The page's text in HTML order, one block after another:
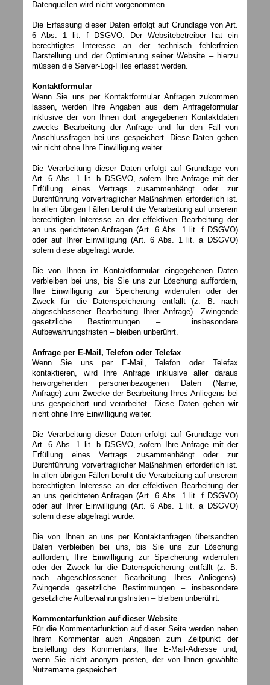
Datenquellen wird nicht vorgenommen.
Die Erfassung dieser Daten erfolgt auf Grundlage von Art.
6 Abs. 1 lit. f DSGVO. Der Websitebetreiber hat ein
berechtigtes Interesse an der technisch fehlerfreien
Darstellung und der Optimierung seiner Website – hierzu
müssen die Server-Log-Files erfasst werden.
Kontaktformular
Wenn Sie uns per Kontaktformular Anfragen zukommen
lassen, werden Ihre Angaben aus dem Anfrageformular
inklusive der von Ihnen dort angegebenen Kontaktdaten
zwecks Bearbeitung der Anfrage und für den Fall von
Anschlussfragen bei uns gespeichert. Diese Daten geben
wir nicht ohne Ihre Einwilligung weiter.
Die Verarbeitung dieser Daten erfolgt auf Grundlage von
Art. 6 Abs. 1 lit. b DSGVO, sofern Ihre Anfrage mit der
Erfüllung eines Vertrags zusammenhängt oder zur
Durchführung vorvertraglicher Maßnahmen erforderlich ist.
In allen übrigen Fällen beruht die Verarbeitung auf unserem
berechtigten Interesse an der effektiven Bearbeitung der
an uns gerichteten Anfragen (Art. 6 Abs. 1 lit. f DSGVO)
oder auf Ihrer Einwilligung (Art. 6 Abs. 1 lit. a DSGVO)
sofern diese abgefragt wurde.
Die von Ihnen im Kontaktformular eingegebenen Daten
verbleiben bei uns, bis Sie uns zur Löschung auffordern,
Ihre Einwilligung zur Speicherung widerrufen oder der
Zweck für die Datenspeicherung entfällt (z. B. nach
abgeschlossener Bearbeitung Ihrer Anfrage). Zwingende
gesetzliche Bestimmungen – insbesondere
Aufbewahrungsfristen – bleiben unberührt.
Anfrage per E-Mail, Telefon oder Telefax
Wenn Sie uns per E-Mail, Telefon oder Telefax
kontaktieren, wird Ihre Anfrage inklusive aller daraus
hervorgehenden personenbezogenen Daten (Name,
Anfrage) zum Zwecke der Bearbeitung Ihres Anliegens bei
uns gespeichert und verarbeitet. Diese Daten geben wir
nicht ohne Ihre Einwilligung weiter.
Die Verarbeitung dieser Daten erfolgt auf Grundlage von
Art. 6 Abs. 1 lit. b DSGVO, sofern Ihre Anfrage mit der
Erfüllung eines Vertrags zusammenhängt oder zur
Durchführung vorvertraglicher Maßnahmen erforderlich ist.
In allen übrigen Fällen beruht die Verarbeitung auf unserem
berechtigten Interesse an der effektiven Bearbeitung der
an uns gerichteten Anfragen (Art. 6 Abs. 1 lit. f DSGVO)
oder auf Ihrer Einwilligung (Art. 6 Abs. 1 lit. a DSGVO)
sofern diese abgefragt wurde.
Die von Ihnen an uns per Kontaktanfragen übersandten
Daten verbleiben bei uns, bis Sie uns zur Löschung
auffordern, Ihre Einwilligung zur Speicherung widerrufen
oder der Zweck für die Datenspeicherung entfällt (z. B.
nach abgeschlossener Bearbeitung Ihres Anliegens).
Zwingende gesetzliche Bestimmungen – insbesondere
gesetzliche Aufbewahrungsfristen – bleiben unberührt.
Kommentarfunktion auf dieser Website
Für die Kommentarfunktion auf dieser Seite werden neben
Ihrem Kommentar auch Angaben zum Zeitpunkt der
Erstellung des Kommentars, Ihre E-Mail-Adresse und,
wenn Sie nicht anonym posten, der von Ihnen gewählte
Nutzername gespeichert.